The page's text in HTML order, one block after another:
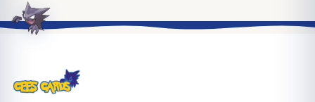
€139,99.€84,99.